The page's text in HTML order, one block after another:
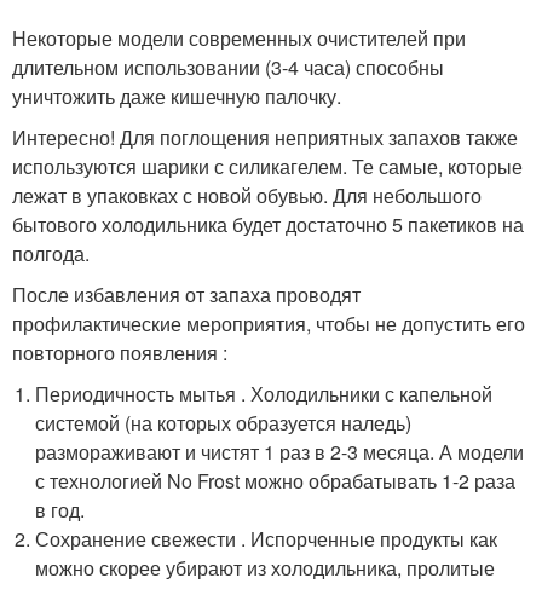
Некоторые модели современных очистителей при
длительном использовании (3-4 часа) способны
уничтожить даже кишечную палочку.
Интересно! Для поглощения неприятных запахов также
используются шарики с силикагелем. Те самые, которые
лежат в упаковках с новой обувью. Для небольшого
бытового холодильника будет достаточно 5 пакетиков на
полгода.
После избавления от запаха проводят
профилактические мероприятия, чтобы не допустить его
повторного появления :
Периодичность мытья . Холодильники с капельной
системой (на которых образуется наледь)
размораживают и чистят 1 раз в 2-3 месяца. А модели
с технологией No Frost можно обрабатывать 1-2 раза
в год.
Сохранение свежести . Испорченные продукты как
можно скорее убирают из холодильника, пролитые